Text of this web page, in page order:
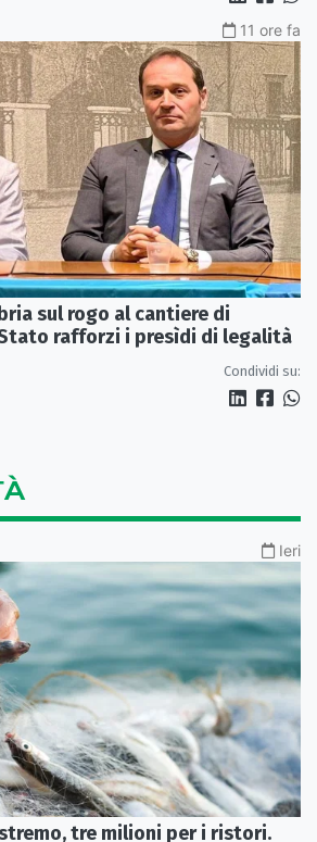
11 ore fa
sul rogo al cantiere di
rafforzi i presìdi di legalità
Condividi su:
Ieri
tre milioni per i ristori.